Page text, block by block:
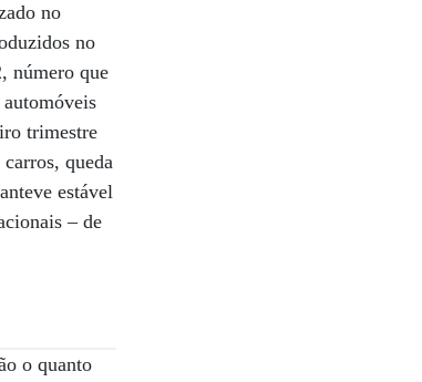
no
no
número que
trimestre
queda
estável
– de
o quanto